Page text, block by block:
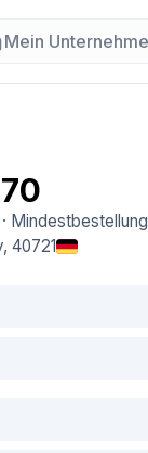
Mein
· Mindestbestellung
, 40721